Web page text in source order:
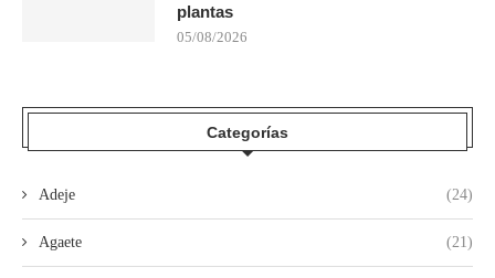
plantas
05/08/2026
Categorías
Adeje (24)
Agaete (21)